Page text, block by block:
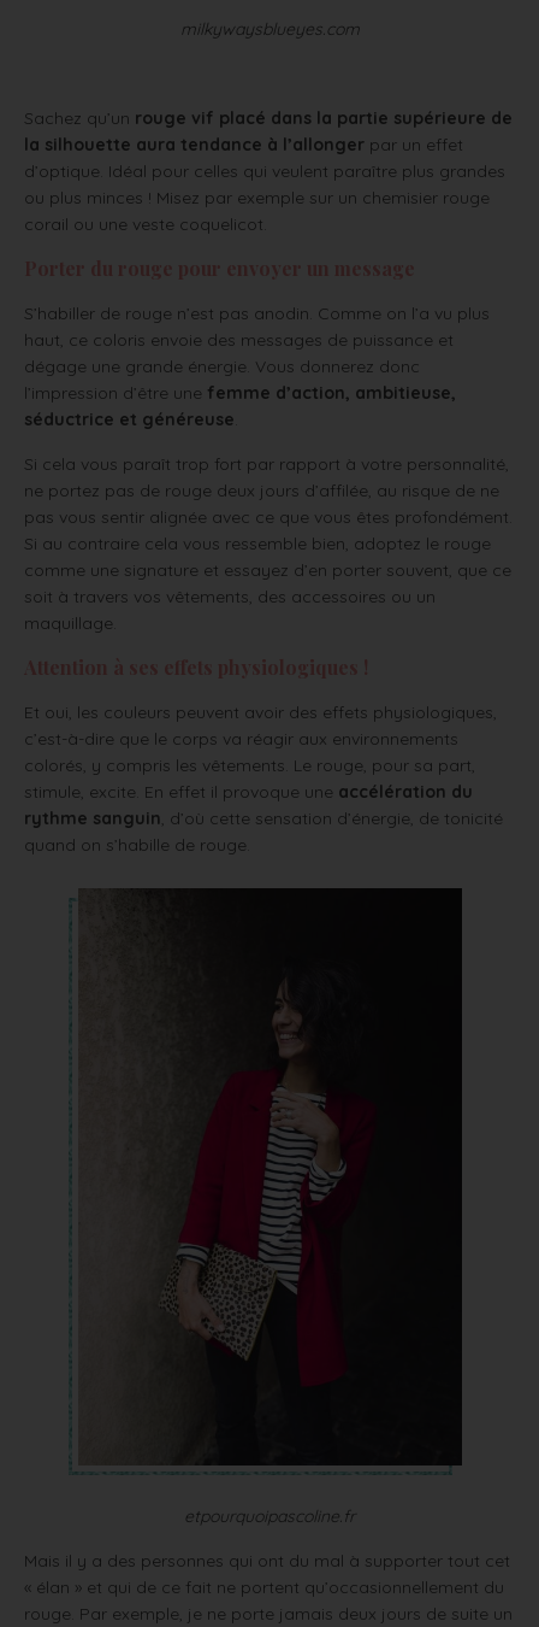
milkywaysblueyes.com
Sachez qu’un rouge vif placé dans la partie supérieure de
la silhouette aura tendance à l’allonger par un effet
d’optique. Idéal pour celles qui veulent paraître plus grandes
ou plus minces ! Misez par exemple sur un chemisier rouge
corail ou une veste coquelicot.
S’habiller de rouge n’est pas anodin. Comme on l’a vu plus
haut, ce coloris envoie des messages de puissance et
dégage une grande énergie. Vous donnerez donc
l’impression d’être une femme d’action, ambitieuse,
séductrice et généreuse
Si cela vous paraît trop fort par rapport à votre personnalité,
ne portez pas de rouge deux jours d’affilée, au risque de ne
pas vous sentir alignée avec ce que vous êtes profondément.
Si au contraire cela vous ressemble bien, adoptez le rouge
comme une signature et essayez d’en porter souvent, que ce
soit à travers vos vêtements, des accessoires ou un
maquillage.
Et oui, les couleurs peuvent avoir des effets physiologiques,
c’est-à-dire que le corps va réagir aux environnements
colorés, y compris les vêtements. Le rouge, pour sa part,
stimule, excite. En effet il provoque une accélération du
rythme sanguin , d’où cette sensation d’énergie, de tonicité
quand on s’habille de rouge.
etpourquoipascoline.fr
Mais il y a des personnes qui ont du mal à supporter tout cet
« élan » et qui de ce fait ne portent qu’occasionnellement du
rouge. Par exemple, je ne porte jamais deux jours de suite un